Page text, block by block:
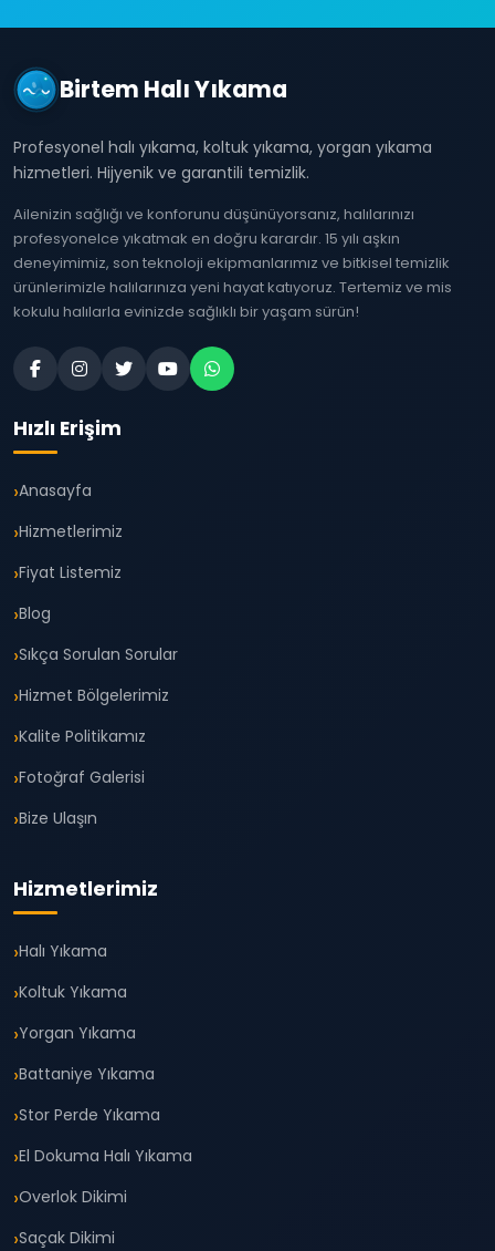
Birtem Halı Yıkama
Profesyonel halı yıkama, koltuk yıkama, yorgan yıkama
hizmetleri. Hijyenik ve garantili temizlik.
Ailenizin sağlığı ve konforunu düşünüyorsanız, halılarınızı
profesyonelce yıkatmak en doğru karardır. 15 yılı aşkın
deneyimimiz, son teknoloji ekipmanlarımız ve bitkisel temizlik
ürünlerimizle halılarınıza yeni hayat katıyoruz. Tertemiz ve mis
kokulu halılarla evinizde sağlıklı bir yaşam sürün!
Hızlı Erişim
Anasayfa
Hizmetlerimiz
Fiyat Listemiz
Blog
Sıkça Sorulan Sorular
Hizmet Bölgelerimiz
Kalite Politikamız
Fotoğraf Galerisi
Bize Ulaşın
Hizmetlerimiz
Halı Yıkama
Koltuk Yıkama
Yorgan Yıkama
Battaniye Yıkama
Stor Perde Yıkama
El Dokuma Halı Yıkama
Overlok Dikimi
Saçak Dikimi